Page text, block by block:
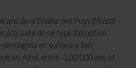
de la Chaîne des Puys (Massif
à la suite de ce type d’éruption.
de magma en surface a fait
Ainsi, entre -100 000 ans et